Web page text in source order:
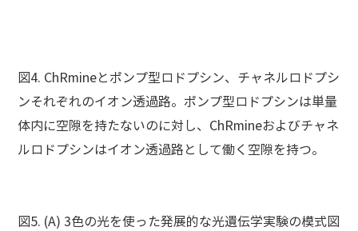
図4. ChRmineとポンプ型ロドプシン、チャネルロドプシ
ンそれぞれのイオン透過路。ポンプ型ロドプシンは単量
体内に空隙を持たないのに対し、ChRmineおよびチャネ
ルロドプシンはイオン透過路として働く空隙を持つ。
図5. (A) 3色の光を使った発展的な光遺伝学実験の模式図